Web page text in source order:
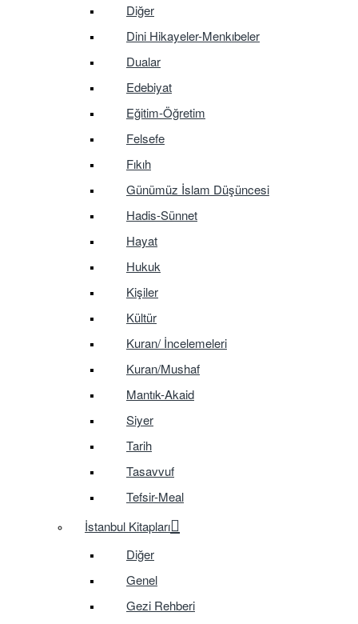
Diğer
Dini Hikayeler-Menkıbeler
Dualar
Edebiyat
Eğitim-Öğretim
Felsefe
Fıkıh
Günümüz İslam Düşüncesi
Hadis-Sünnet
Hayat
Hukuk
Kişiler
Kültür
Kuran/ İncelemeleri
Kuran/Mushaf
Mantık-Akaid
Siyer
Tarih
Tasavvuf
Tefsir-Meal
İstanbul Kitapları
Diğer
Genel
Gezi Rehberi